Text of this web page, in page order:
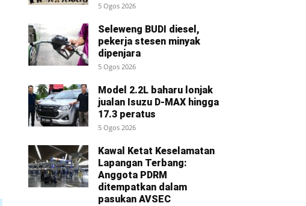
5 Ogos 2026
Seleweng BUDI diesel,
pekerja stesen minyak
dipenjara
5 Ogos 2026
Model 2.2L baharu lonjak
jualan Isuzu D-MAX hingga
17.3 peratus
5 Ogos 2026
Kawal Ketat Keselamatan
Lapangan Terbang:
Anggota PDRM
ditempatkan dalam
pasukan AVSEC